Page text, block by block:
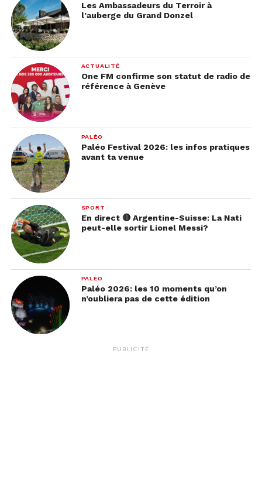
Les Ambassadeurs du Terroir à
l’auberge du Grand Donzel
ACTUALITÉ
One FM confirme son statut de radio de
référence à Genève
PALÉO
Paléo Festival 2026: les infos pratiques
avant ta venue
SPORT
En direct 🔴 Argentine-Suisse: La Nati
peut-elle sortir Lionel Messi?
PALÉO
Paléo 2026: les 10 moments qu’on
n’oubliera pas de cette édition
PUBLICITÉ